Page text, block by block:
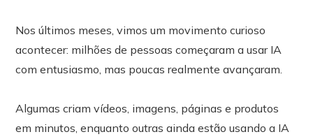
Nos últimos meses, vimos um movimento curioso
acontecer: milhões de pessoas começaram a usar IA
com entusiasmo, mas poucas realmente avançaram.
Algumas criam vídeos, imagens, páginas e produtos
em minutos, enquanto outras ainda estão usando a IA